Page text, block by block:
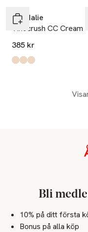
Caudalie
Vinocrush CC Cream
385 kr
Produkten finns i
2,
3,
1,
Bli
10% på ditt första
Bonus på alla köp